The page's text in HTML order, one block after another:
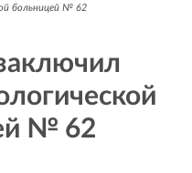
больницей № 62
№ 62